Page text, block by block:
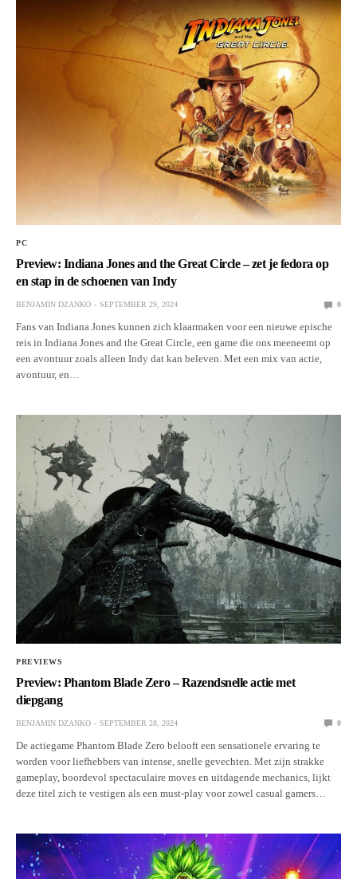
PC
Preview: Indiana Jones and the Great Circle – zet je fedora op
en stap in de schoenen van Indy
BENJAMIN DZANKO SEPTEMBER 29, 2024 0
Fans van Indiana Jones kunnen zich klaarmaken voor een nieuwe epische
reis in Indiana Jones and the Great Circle, een game die ons meeneemt op
een avontuur zoals alleen Indy dat kan beleven. Met een mix van actie,
avontuur, en…
PREVIEWS
Preview: Phantom Blade Zero – Razendsnelle actie met
diepgang
BENJAMIN DZANKO SEPTEMBER 28, 2024 0
De actiegame Phantom Blade Zero belooft een sensationele ervaring te
worden voor liefhebbers van intense, snelle gevechten. Met zijn strakke
gameplay, boordevol spectaculaire moves en uitdagende mechanics, lijkt
deze titel zich te vestigen als een must-play voor zowel casual gamers…